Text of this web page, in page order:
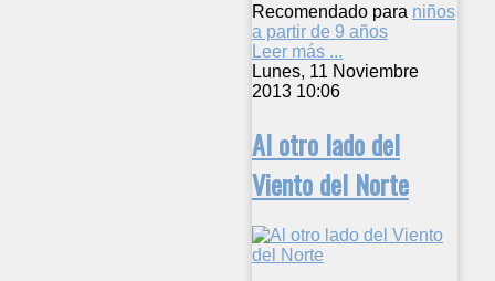
Recomendado para niños
a partir de 9 años
Leer más ...
Lunes, 11 Noviembre
2013 10:06
Al otro lado del
Viento del Norte